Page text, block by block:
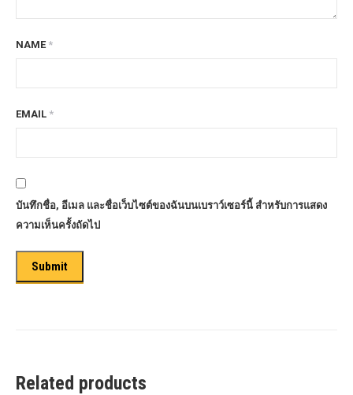
NAME *
EMAIL *
บันทึกชื่อ, อีเมล และชื่อเว็บไซต์ของฉันบนเบราว์เซอร์นี้ สำหรับการแสดง
ความเห็นครั้งถัดไป
Related products